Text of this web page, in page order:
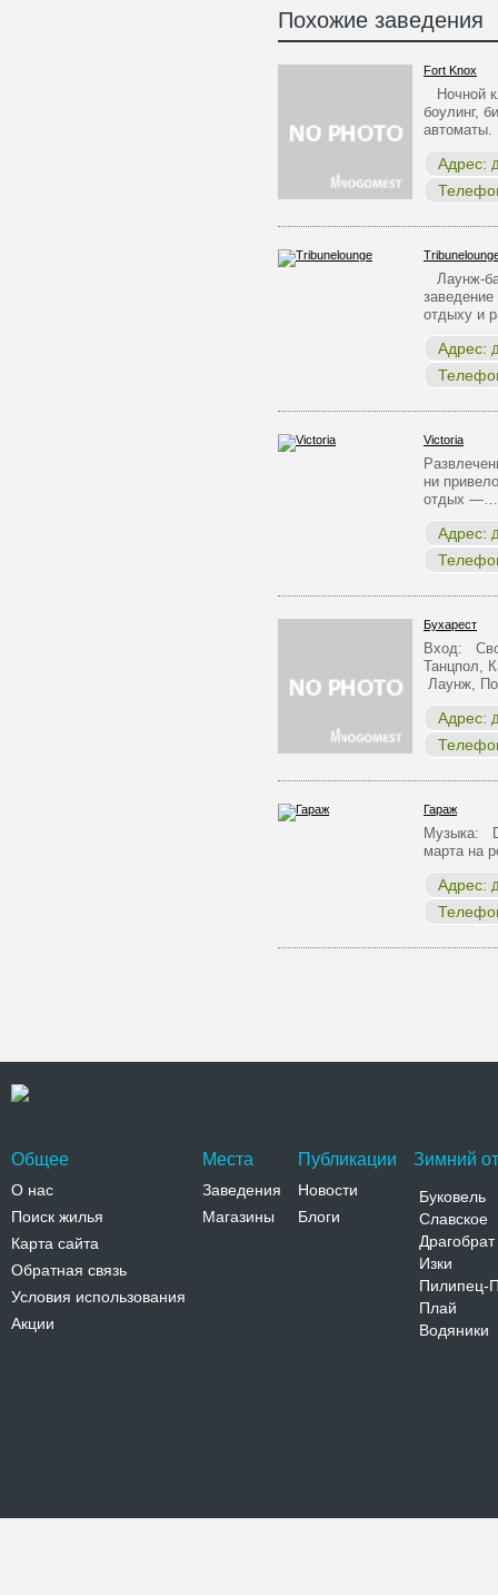
Похожие заведения
Fort Knox
Ночной
боулинг,
автоматы.
Адрес:
Лаунж-
отдыху и
Адрес:
Victoria
ни
отдых —…
Адрес:
Бухарест
Вход:
Танцпол,
Лаунж,
Адрес:
Гараж
Музыка:
марта на
Адрес:
Общее
О нас
Поиск жилья
Карта сайта
Обратная связь
Условия использования
Акции
Места
Заведения
Магазины
Публикации
Новости
Блоги
Зимний
Буковель
Славское
Драгобрат
Изки
Пилипец-
Плай
Водяники